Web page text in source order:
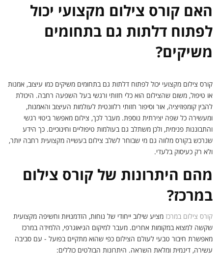
האם קורס צילום מקצועי יכול
לפתוח דלתות גם בתחומים
משיקים?
קורס צילום מקצועי יכול לפתוח דלתות גם בתחומים משיקים כמו עיצוב, אמנות
או טיפול, משום שהצילום הוא כלי חזותי ורגשי בעל השפעה רחבה. היכולת
להבין קומפוזיציה, אור וסיפור חזותי רלוונטית לעולמות העיצוב והאמנות,
ומעשירה כל שפה יצירתית נוספת. מעבר לכך, צילום מאפשר ביטוי רגשי
והתבוננות פנימית, ולכן משתלב גם בעולמות טיפוליים וחינוכיים. כך הידע
שנרכש בקורס מלווה גם מי שבוחר לשלב צילום בעשייה מקצועית רחבה יותר,
ולא רק כעיסוק בלעדי.
מהם היתרונות של קורס צילום
במרכז?
קורס צילום במרכז מציע שילוב ייחודי של נוחות, הזדמנויות וחשיפה מקצועית
שקשה למצוא במקומות אחרים. מעבר למיקום הגיאוגרפי, הלמידה במרכז
מאפשרת חיבור טבעי לעולם הצילום כפי שהוא מתקיים בפועל - עם סביבה
עשירה, דינמית ומלאת השראה. היתרונות הבולטים כוללים: